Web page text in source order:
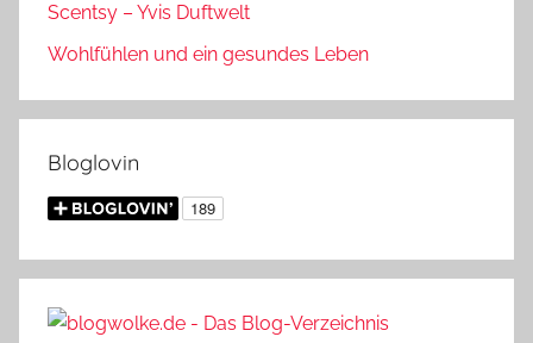
Scentsy – Yvis Duftwelt
Wohlfühlen und ein gesundes Leben
Bloglovin